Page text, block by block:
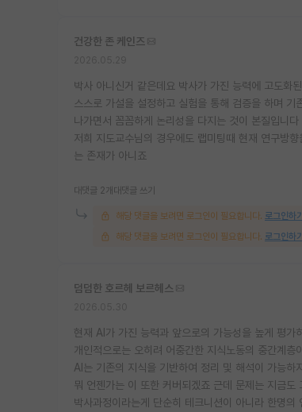
건강한 존 케인즈
박사 아니신거 같은데요 박사가 가진 능력에 고도화
스스로 가설을 설정하고 실험을 통해 검증을 하며
나가면서 꼼꼼하게 논리성을 다지는 것이 본질입니다
저희 지도교수님의 경우에도 랩미팅때 현재 연구방
는 존재가 아니죠
대댓글 2개 대댓글 쓰기
해당 댓글을 보려면 로그인이 필요합니다. 로그인하기
해당 댓글을 보려면 로그인이 필요합니다. 로그인하기
덤덤한 호르헤 보르헤스
현재 AI가 가진 능력과 앞으로의 가능성을 높게 평가
개인적으로는 오히려 어중간한 지식노동의 중간계층
AI는 기존의 지식을 기반하여 정리 및 해석이 가능하
뭐 언젠가는 이 또한 커버되겠죠 근데 문제는 지금
박사과정이라는게 단순히 테크니션이 아니라 한명